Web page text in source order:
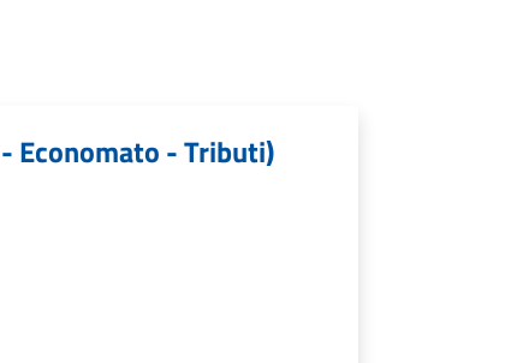
Economato - Tributi)